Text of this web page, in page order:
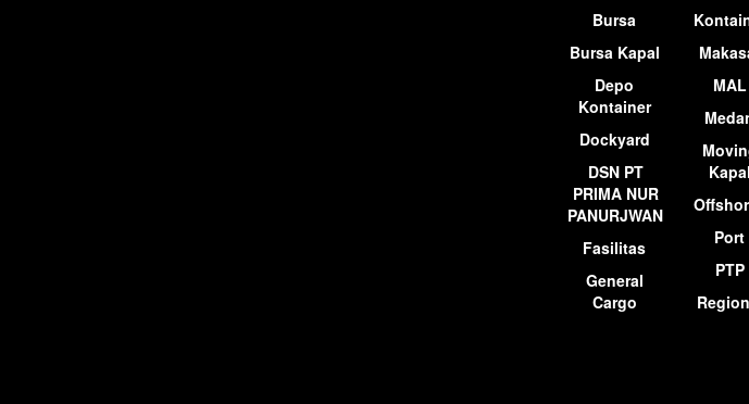
Bursa
Bursa Kapal
Depo
Kontainer
Dockyard
DSN PT
PRIMA NUR
PANURJWAN
Fasilitas
General
Cargo
MAL
Kapal
Port
PTP